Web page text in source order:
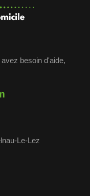
besoin d'aide,
Le-Lez